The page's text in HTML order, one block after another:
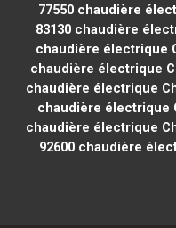
77550 chaudière
83130 chaudière
chaudière électrique
chaudière électrique
chaudière électrique
chaudière électrique
chaudière électrique
92600 chaudière